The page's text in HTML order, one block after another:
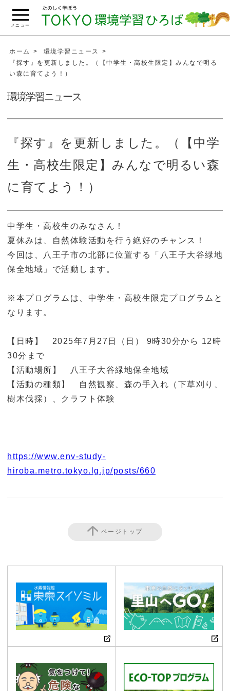
ペ
へ
メニュー
ホーム
環境学習ニュース
『探す』を更新しました。（【中学生・高校生限定】みんなで明る
い森に育てよう！）
環境学習ニュース
『探す』を更新しました。（【中学
生・高校生限定】みんなで明るい森
に育てよう！）
中学生・高校生のみなさん！
夏休みは、自然体験活動を行う絶好のチャンス！
今回は、八王子市の北部に位置する「八王子大谷緑地
保全地域」で活動します。
※本プログラムは、中学生・高校生限定プログラムと
なります。
【日時】 2025年7月27日（日） 9時30分から 12時
30分まで
【活動場所】 八王子大谷緑地保全地域
【活動の種類】 自然観察、森の手入れ（下草刈り、
樹木伐採）、クラフト体験
https://www.env-study-
hiroba.metro.tokyo.lg.jp/posts/660
ページトップ